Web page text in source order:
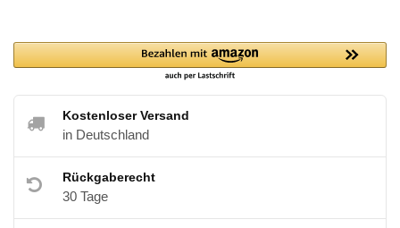
Kostenloser Versand
in Deutschland
Rückgaberecht
30 Tage